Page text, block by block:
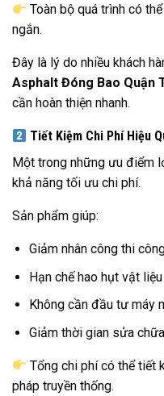
Toàn bộ quá trình có
ngắn.
Đây là lý do nhiều khách
Asphalt Đóng Bao Quận
cần hoàn thiện nhanh.
Tiết Kiệm Chi Phí Hiệu
Một trong những ưu điểm
khả năng tối ưu chi phí.
Sản phẩm giúp:
Giảm nhân công thi
Hạn chế hao hụt vật liệu
Không cần đầu tư máy
Giảm thời gian sửa chữa
Tổng chi phí có thể tiết
pháp truyền thống.